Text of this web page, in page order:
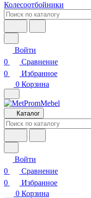
Колесоотбойники
Войти
0
Сравнение
0
Избранное
0 Корзина
Каталог
Войти
0
Сравнение
0
Избранное
0 Корзина